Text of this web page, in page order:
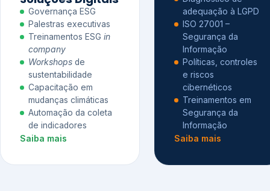
Governança ESG
Palestras executivas
Treinamentos ESG in
company
Workshops de
sustentabilidade
Capacitação em
mudanças climáticas
Automação da coleta
de indicadores
Saiba mais
adequação à LGPD
ISO 27001 –
Segurança da
Informação
Políticas, controles
e riscos
cibernéticos
Treinamentos em
Segurança da
Informação
Saiba mais